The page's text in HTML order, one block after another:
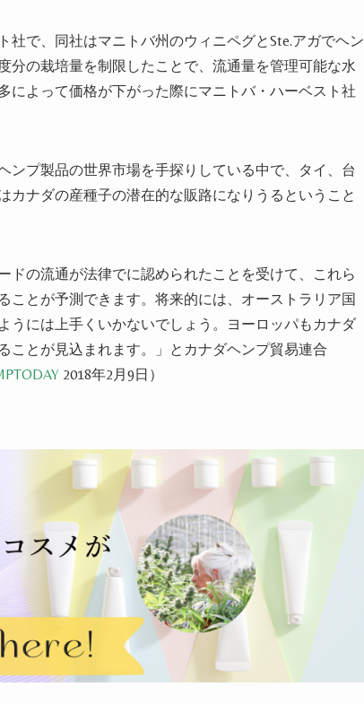
で、同社はマニトバ州のウィニペグとSte.アガでヘン
分の栽培量を制限したことで、流通量を管理可能な水
によって価格が下がった際にマニトバ・ハーベスト社
ンプ製品の世界市場を手探りしている中で、タイ、台
カナダの産種子の潜在的な販路になりうるということ
ドの流通が法律でに認められたことを受けて、これら
ことが予測できます。将来的には、オーストラリア国
ようには上手くいかないでしょう。ヨーロッパもカナダ
ことが見込まれます。」とカナダヘンプ貿易連合
2018年2月9日）